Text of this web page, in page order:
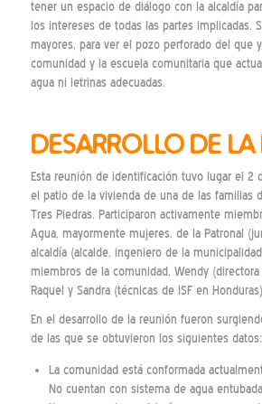
tener un espacio de diálogo con la alcaldía
los intereses de todas las partes implicadas.
mayores, para ver el pozo perforado del que
comunidad y la escuela comunitaria que
agua ni letrinas adecuadas.
DESARROLLO DE
Esta reunión de identificación tuvo lugar el 2
el patio de la vivienda de una de las familias
Tres Piedras. Participaron activamente
Agua, mayormente mujeres, de la Patronal
alcaldía (alcalde, ingeniero de la
miembros de la comunidad, Wendy (directora
Raquel y Sandra (técnicas de ISF en
En el desarrollo de la reunión fueron
de las que se obtuvieron los siguientes datos:
La comunidad está conformada
No cuentan con sistema de agua